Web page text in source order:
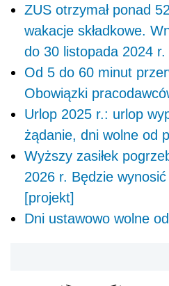
ZUS otrzymał ponad
wakacje składkowe.
do 30 listopada 2024 r.
Od 5 do 60 minut
Obowiązki
Urlop 2025 r.: urlop
żądanie, dni wolne od
Wyższy zasiłek
2026 r. Będzie
[projekt]
Dni ustawowo wolne